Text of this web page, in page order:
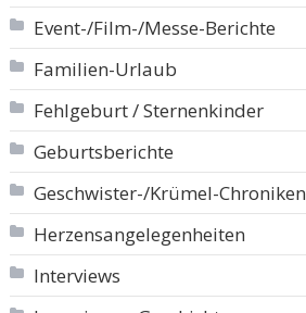
Event-/Film-/Messe-Berichte
Familien-Urlaub
Fehlgeburt / Sternenkinder
Geburtsberichte
Geschwister-/Krümel-Chroniken
Herzensangelegenheiten
Interviews